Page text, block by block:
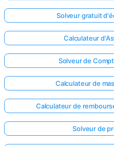
Solveur gratuit
Calculateur
Solveur de
Calculateur de
Calculateur de
Solveur de